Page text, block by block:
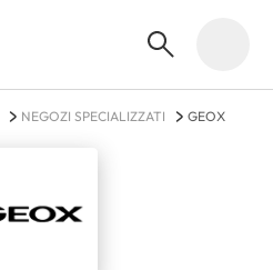
NEGOZI SPECIALIZZATI GEOX